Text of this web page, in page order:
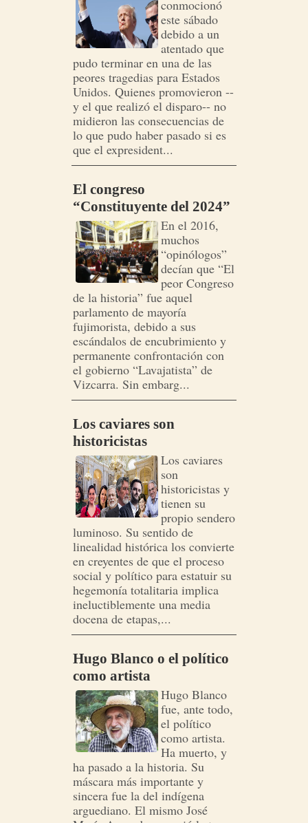
conmocionó
este sábado
debido a un
atentado que
pudo terminar en una de las
peores tragedias para Estados
Unidos. Quienes promovieron --
y el que realizó el disparo-- no
midieron las consecuencias de
lo que pudo haber pasado si es
que el expresident...
El congreso
“Constituyente del 2024”
En el 2016,
muchos
“opinólogos”
decían que “El
peor Congreso
de la historia” fue aquel
parlamento de mayoría
fujimorista, debido a sus
escándalos de encubrimiento y
permanente confrontación con
el gobierno “Lavajatista” de
Vizcarra. Sin embarg...
Los caviares son
historicistas
Los caviares
son
historicistas y
tienen su
propio sendero
luminoso. Su sentido de
linealidad histórica los convierte
en creyentes de que el proceso
social y político para estatuir su
hegemonía totalitaria implica
ineluctiblemente una media
docena de etapas,...
Hugo Blanco o el político
como artista
Hugo Blanco
fue, ante todo,
el político
como artista.
Ha muerto, y
ha pasado a la historia. Su
máscara más importante y
sincera fue la del indígena
arguediano. El mismo José